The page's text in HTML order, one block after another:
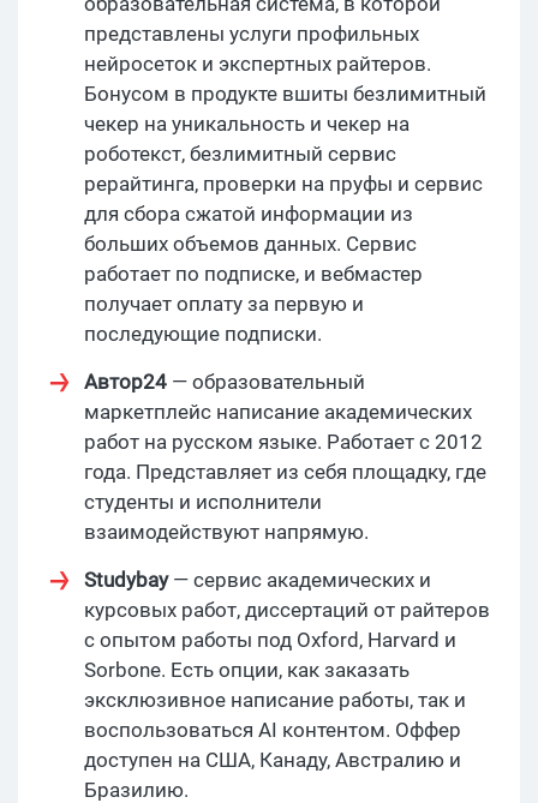
представлены услуги профильных
нейросеток и экспертных райтеров.
Бонусом в продукте вшиты безлимитный
чекер на уникальность и чекер на
роботекст, безлимитный сервис
рерайтинга, проверки на пруфы и сервис
для сбора сжатой информации из
больших объемов данных. Сервис
работает по подписке, и вебмастер
получает оплату за первую и
последующие подписки.
Автор24 — образовательный
маркетплейс написание академических
работ на русском языке. Работает с 2012
года. Представляет из себя площадку, где
студенты и исполнители
взаимодействуют напрямую.
Studybay— сервис академических и
курсовых работ, диссертаций от райтеров
с опытом работы под Oxford, Harvard и
Sorbone. Есть опции, как заказать
эксклюзивное написание работы, так и
воспользоваться AI контентом. Оффер
доступен на США, Канаду, Австралию и
Бразилию.